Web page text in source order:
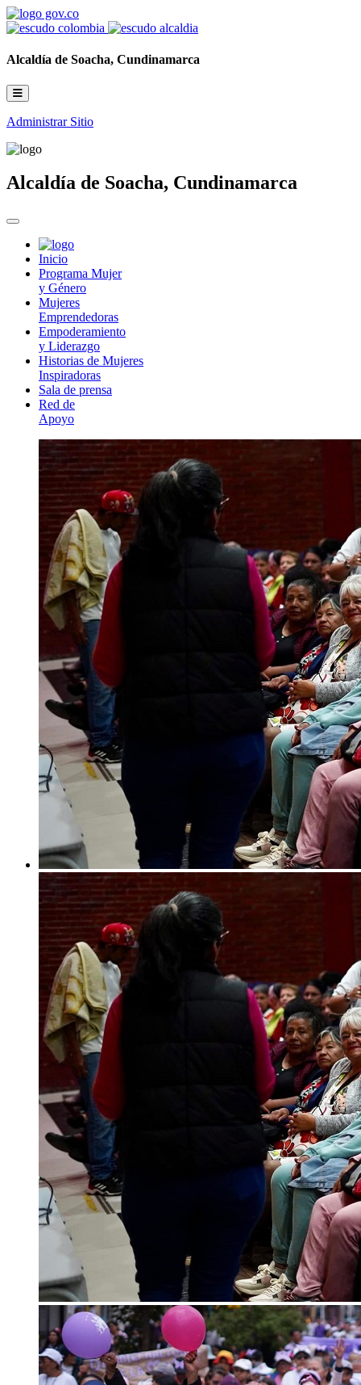
Alcaldía de Soacha, Cundinamarca
Administrar Sitio
Alcaldía de Soacha, Cundinamarca
Inicio
Programa Mujer
y Género
Mujeres
Emprendedoras
Empoderamiento
y Liderazgo
Historias de Mujeres
Inspiradoras
Sala de prensa
Red de
Apoyo